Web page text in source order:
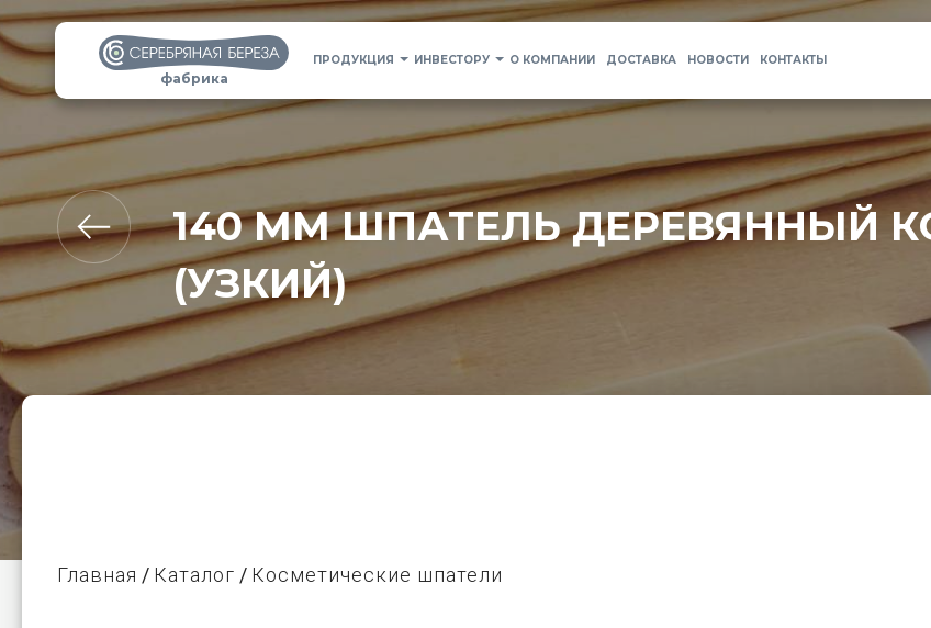
фабрика
ПРОДУКЦИЯ ИНВЕСТОРУ О КОМПАНИИ ДОСТАВКА НОВОСТИ КОНТАКТЫ
140 ММ ШПАТЕЛЬ ДЕРЕВЯННЫЙ
(УЗКИЙ)
Главная Каталог Косметические шпатели